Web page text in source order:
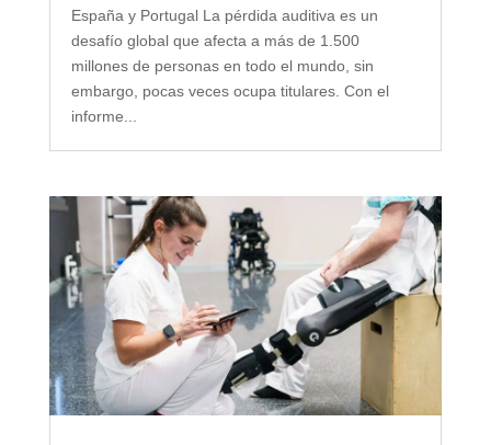
España y Portugal La pérdida auditiva es un
desafío global que afecta a más de 1.500
millones de personas en todo el mundo, sin
embargo, pocas veces ocupa titulares. Con el
informe...